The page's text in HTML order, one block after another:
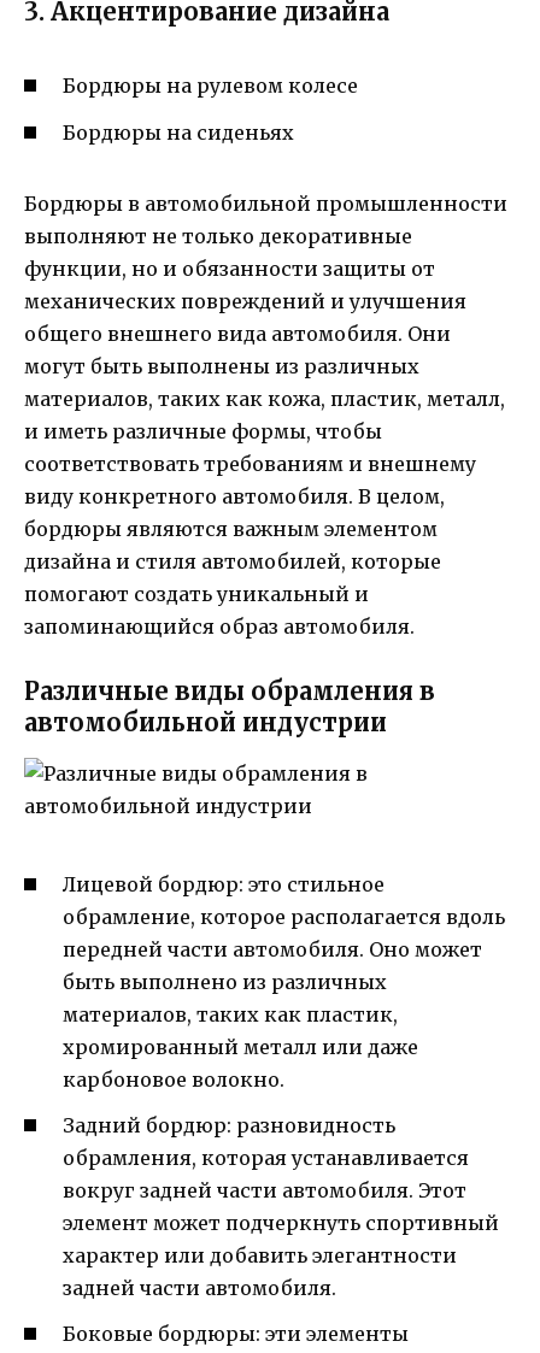
3. Акцентирование дизайна
Бордюры на рулевом колесе
Бордюры на сиденьях
Бордюры в автомобильной промышленности
выполняют не только декоративные
функции, но и обязанности защиты от
механических повреждений и улучшения
общего внешнего вида автомобиля. Они
могут быть выполнены из различных
материалов, таких как кожа, пластик, металл,
и иметь различные формы, чтобы
соответствовать требованиям и внешнему
виду конкретного автомобиля. В целом,
бордюры являются важным элементом
дизайна и стиля автомобилей, которые
помогают создать уникальный и
запоминающийся образ автомобиля.
Различные виды обрамления в
автомобильной индустрии
Лицевой бордюр: это стильное
обрамление, которое располагается вдоль
передней части автомобиля. Оно может
быть выполнено из различных
материалов, таких как пластик,
хромированный металл или даже
карбоновое волокно.
Задний бордюр: разновидность
обрамления, которая устанавливается
вокруг задней части автомобиля. Этот
элемент может подчеркнуть спортивный
характер или добавить элегантности
задней части автомобиля.
Боковые бордюры: эти элементы